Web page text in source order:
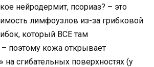
нейродермит, псориаз? – это
лимфоузлов из-за грибковой
который ВСЕ там
поэтому кожа открывает
сгибательных поверхностях (у